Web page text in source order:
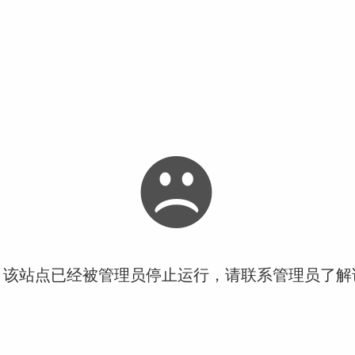
站点已经被管理员停止运行，请联系管理员了